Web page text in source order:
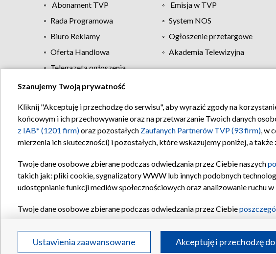
Abonament TVP Emisja w TVP
Rada Programowa
System NOS
Biuro Reklamy
Ogłoszenie przetargowe
Oferta Handlowa
Akademia Telewizyjna
Telegazeta ogłoszenia
Regulamin TVP Polityka
Szanujemy Twoją prywatność
Kliknij "Akceptuję i przechodzę do serwisu", aby wyrazić zgody na
końcowym i ich przechowywanie oraz na przetwarzanie Twoich danych
z IAB* (1201 firm)oraz pozostałych Zaufanych Partnerów TVP (93 firm), w
mierzenia ich skuteczności) i pozostałych, które wskazujemy poniżej, a
Twoje dane osobowe zbierane podczas odwiedzania przez Ciebie naszych
takich jak: pliki cookie, sygnalizatory WWW lub innych podobnych
udostępnianie funkcji mediów społecznościowych oraz analizowanie ruchu
Twoje dane osobowe zbierane podczas odwiedzania przez Ciebie
Partnerów TVPdla realizacji następujących celów i funkcji:
reklam, tworzenia profilu spersonalizowanych reklam, tworzenia profilu
Ustawienia zaawansowane Akceptuję i przechodzę